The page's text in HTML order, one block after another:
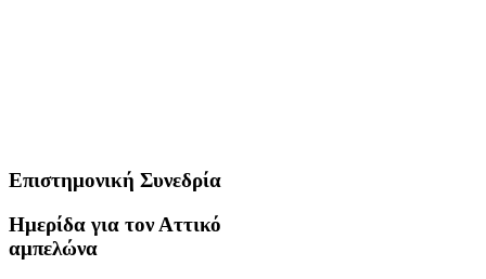
Επιστημονική Συνεδρία
Ημερίδα για τον Αττικό
αμπελώνα